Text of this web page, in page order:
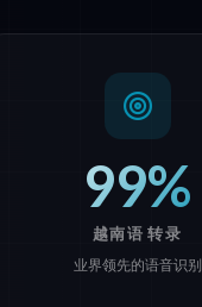
99%
越南语 转录
业界领先的语音识别